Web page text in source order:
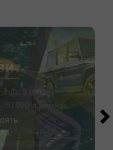
еще $1000!
$1000
в рамках
$3 000, вы
акции.